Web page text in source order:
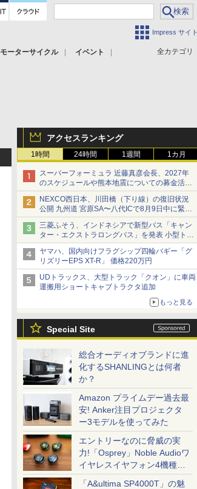
Impress サイト
全カテゴリ
モーターサイクル
イベント
アクセスランキング
1時間 24時間 1週間 1カ月
スーパーフォーミュラ 近藤真彦会長、2027年
のスケジュールや熊本地震についての募金活動
を紹介
NEXCO西日本、川田橋（下り線）の復旧状況
公開 九州道 宮原SA〜八代ICで8月9日中に緊急
車両を通行可能に
三菱ふそう、インドネシアで新型バス「キャン
ター・エクストラロングバス」を発表 小型トラ
ックベースの観光・旅客輸送向けバス
ヤマハ、国内向けフラグシップ四輪バギー「グ
リズリーEPS XT-R」 価格220万円
UDトラックス、大型トラック「クオン」に車両
運搬用ショートキャブトラクタ追加
もっと見る
Special Site
総合オーディオブランドに進
化するSHANLINGとは何者
か？
Amazon プライムデー過去最
安! Anker注目プロジェクタ
ー3モデルを使ってみた
エントリーなのに脅威の実
力!「Osprey」Noble Audioワ
イヤレスイヤフォン4機種を
一気に聴く
「A&ultima SP4000T」の魅